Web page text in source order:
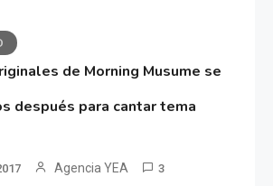
de Morning Musume se
después para cantar tema
Agencia YEA 3